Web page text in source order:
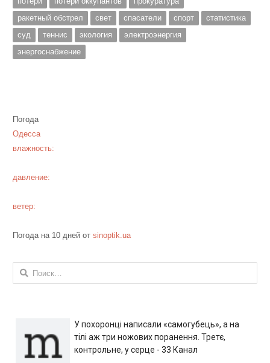
ракетный обстрел
свет спасатели спорт
статистика
суд
теннис экология
электроэнергия
энергоснабжение
Погода
Одесса
влажность:
давление:
ветер:
Погода на 10 дней от sinoptik.ua
Найти:
У похоронці написали «самогубець», а на
тілі аж три ножових поранення. Третє,
контрольне, у серце - 33 Канал